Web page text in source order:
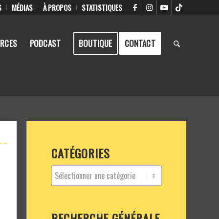
MÉDIAS À PROPOS STATISTIQUES
PODCAST BOUTIQUE CONTACT
CATÉGORIES